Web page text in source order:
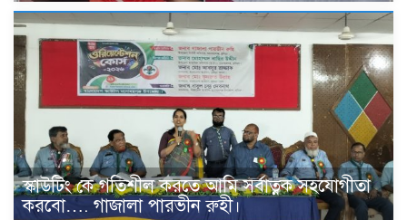
স্কাউটিং কে গতিশীল করতে আমি সর্বাত্নক সহযোগীতা
করবো…. গাজালা পারভীন রুহী।